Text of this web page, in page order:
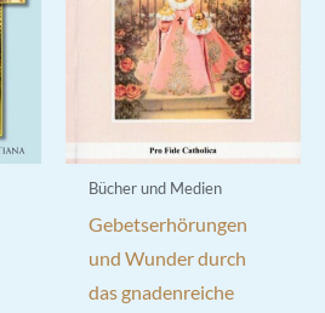
Bücher und Medien
Gebetserhörungen
und Wunder durch
das gnadenreiche